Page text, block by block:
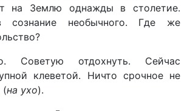
на Землю однажды в столетие.
сознание необычного. Где же
Советую отдохнуть. Сейчас
клеветой. Ничто срочное не
(на ухо).